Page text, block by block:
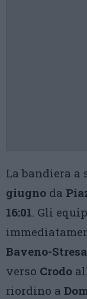
La bandiera a
giugno da
16:01. Gli
Baveno-Stresa
verso Crodo
riordino a